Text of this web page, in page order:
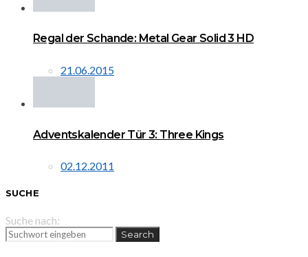
Regal der Schande: Metal Gear Solid 3 HD
21.06.2015
Adventskalender Tür 3: Three Kings
02.12.2011
SUCHE
Suche nach:
Search